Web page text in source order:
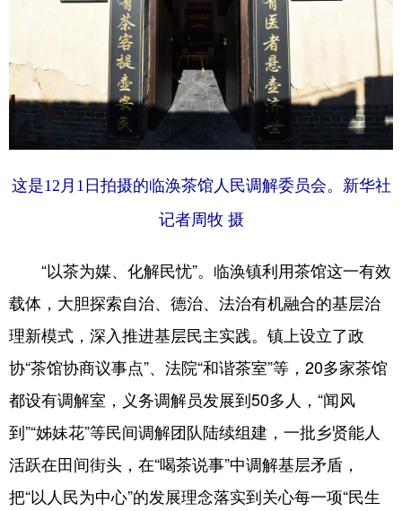
这是12月1日拍摄的临涣茶馆人民调解委员会。新华社
记者周牧 摄
“以茶为媒、化解民忧”。临涣镇利用茶馆这一有效
载体，大胆探索自治、德治、法治有机融合的基层治
理新模式，深入推进基层民主实践。镇上设立了政
协“茶馆协商议事点”、法院“和谐茶室”等，20多家茶馆
都设有调解室，义务调解员发展到50多人，“闻风
到”“姊妹花”等民间调解团队陆续组建，一批乡贤能人
活跃在田间街头，在“喝茶说事”中调解基层矛盾，
把“以人民为中心”的发展理念落实到关心每一项“民生